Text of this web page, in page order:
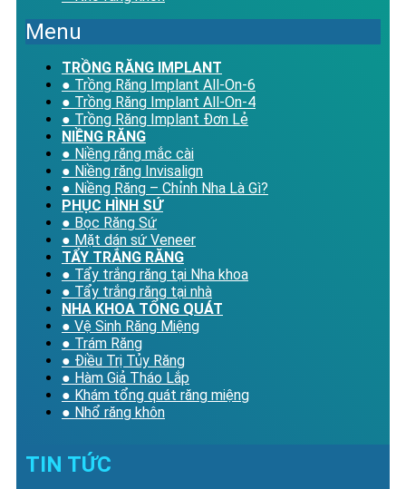
Menu
TRỒNG RĂNG IMPLANT
● Trồng Răng Implant All-On-6
● Trồng Răng Implant All-On-4
● Trồng Răng Implant Đơn Lẻ
NIỀNG RĂNG
● Niềng răng mắc cài
● Niềng răng Invisalign
● Niềng Răng – Chỉnh Nha Là Gì?
PHỤC HÌNH SỨ
● Bọc Răng Sứ
● Mặt dán sứ Veneer
TẨY TRẮNG RĂNG
● Tẩy trắng răng tại Nha khoa
● Tẩy trắng răng tại nhà
NHA KHOA TỔNG QUÁT
● Vệ Sinh Răng Miệng
● Trám Răng
● Điều Trị Tủy Răng
● Hàm Giả Tháo Lắp
● Khám tổng quát răng miệng
● Nhổ răng khôn
TIN TỨC